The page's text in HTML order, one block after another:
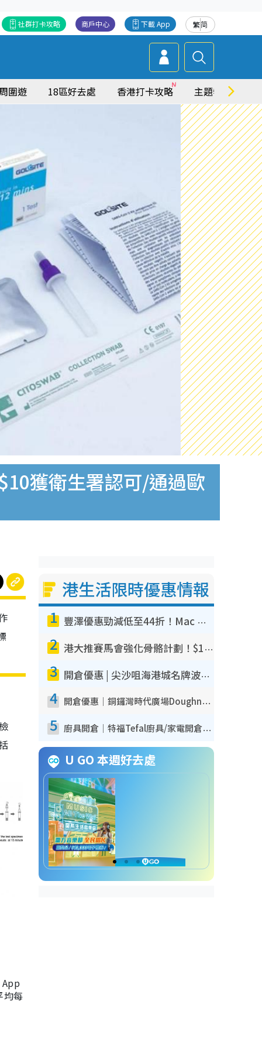
繁简
下載 App
商戶中心
社群打卡攻略
圍遊 18區好去處 香港打卡攻略 主題特集
獲衛生署認可/通過歐
均每
港生活限時優惠情報
1 豐澤優惠勁減低至44折！Mac mini/iPhone17Pro大減價！廚房家電$220起
2 港大推賽馬會強化骨骼計劃！$100骨質密度X光檢查 完成免費運動訓練送超市禮券！附參加資格
3 開倉優惠 | 尖沙咀海港城名牌波鞋開倉低至1折！On鞋$899起／Joy&Peace鞋履$98起
4 開倉優惠｜銅鑼灣時代廣場Doughnut/Campo Marzio開倉低至1折！背囊、書包、手袋劈價$200起
5 廚具開倉｜特福Tefal廚具/家電開倉低至3折！$220起買平底鍋/炒鑊/湯煲！電飯煲/吸塵機/燙斗$418起
U GO 本週好去處